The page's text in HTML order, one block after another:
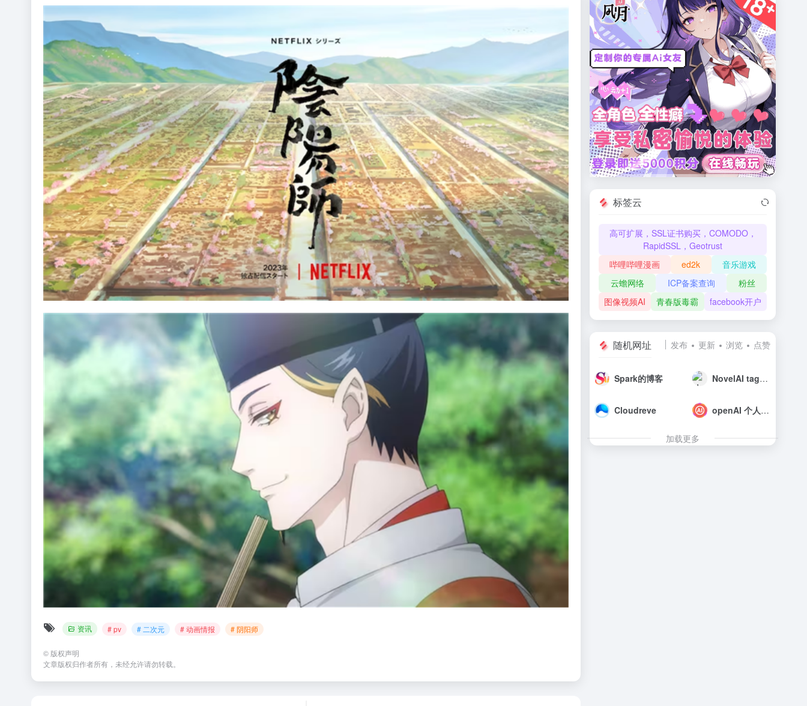
资讯 # pv # 二次元 # 动画情报 # 阴阳师
© 版权声明
文章版权归作者所有，未经允许请勿转载。
标签云
高可扩展，SSL证书购买，COMODO，
RapidSSL，Geotrust
哔哩哔哩漫画
ed2k
音乐游戏
云蟾网络
ICP备案查询
粉丝
图像视频AI
青春版毒霸 facebook开户
随机网址 发布 更新 浏览 点赞
Spark的博客 NovelAI tag在线生成器
Cloudreve openAI 个人资讯网
加载更多